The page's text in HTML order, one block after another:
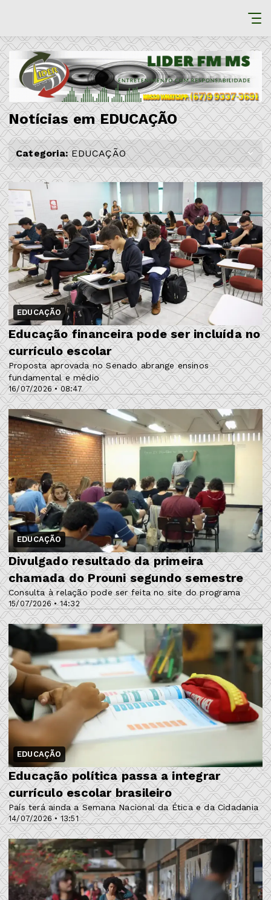
Notícias em EDUCAÇÃO
Categoria: EDUCAÇÃO
EDUCAÇÃO
16/07/2026 • 08:47
Educação financeira pode ser incluída no
currículo escolar
Proposta aprovada no Senado abrange ensinos
fundamental e médio
EDUCAÇÃO
15/07/2026 • 14:32
Divulgado resultado da primeira
chamada do Prouni segundo semestre
Consulta à relação pode ser feita no site do programa
EDUCAÇÃO
14/07/2026 • 13:51
Educação política passa a integrar
currículo escolar brasileiro
País terá ainda a Semana Nacional da Ética e da Cidadania